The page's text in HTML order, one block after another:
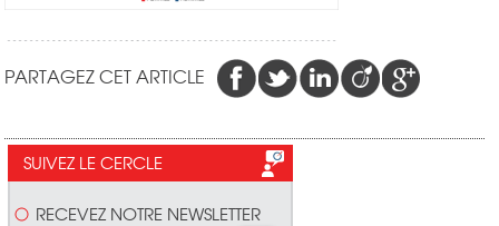
PARTAGEZ CET ARTICLE
SUIVEZ LE CERCLE
RECEVEZ NOTRE NEWSLETTER